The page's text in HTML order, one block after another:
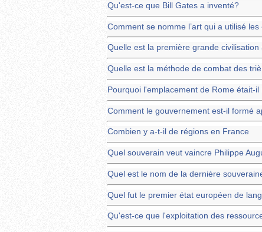
Qu'est-ce que Bill Gates a inventé?
Comment se nomme l’art qui a utilisé les
Quelle est la première grande civilisation
Quelle est la méthode de combat des
Pourquoi l'emplacement de Rome était-il
Comment le gouvernement est-il formé
Combien y a-t-il de régions en France
Quel souverain veut vaincre Philippe
Quel est le nom de la dernière
Quel fut le premier état européen de
Qu'est-ce que l'exploitation des